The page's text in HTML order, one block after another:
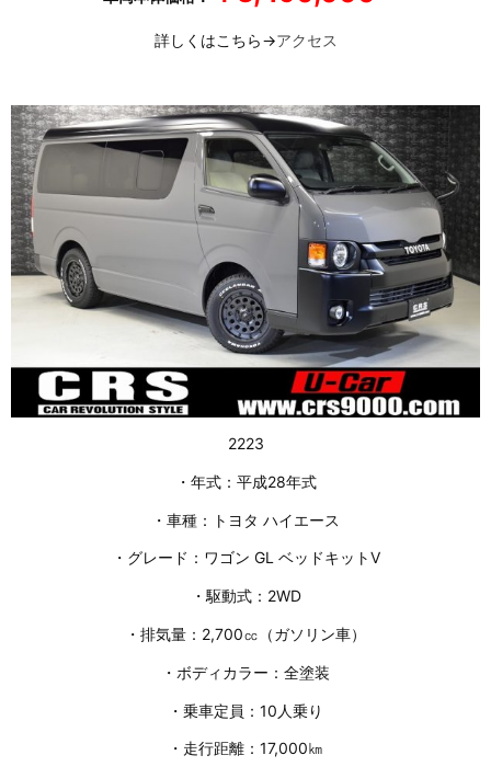
詳しくはこちら→アクセス
2223
・年式：平成28年式
・車種：トヨタ ハイエース
・グレード：ワゴン GL ベッドキットⅤ
・駆動式：2WD
・排気量：2,700㏄（ガソリン車）
・ボディカラー：全塗装
・乗車定員：10人乗り
・走行距離：17,000㎞